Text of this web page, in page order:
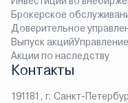
Брокерское
Доверительное
Выпуск акций
Акции по наследству
Контакты
191181, г. Санкт-